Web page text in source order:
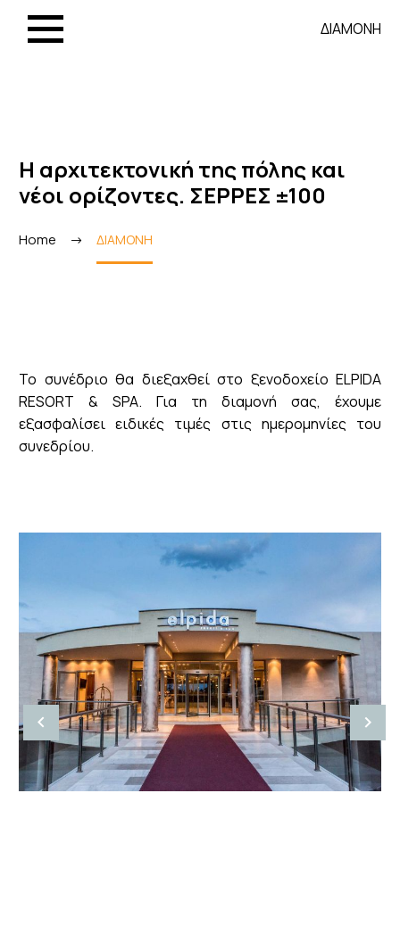
ΔΙΑΜΟΝΗ
Η αρχιτεκτονική της πόλης και
νέοι ορίζοντες. ΣΕΡΡΕΣ ±100
Home ΔΙΑΜΟΝΗ
Το συνέδριο θα διεξαχθεί στο ξενοδοχείο ELPIDA
RESORT & SPA. Για τη διαμονή σας, έχουμε
εξασφαλίσει ειδικές τιμές στις ημερομηνίες του
συνεδρίου.